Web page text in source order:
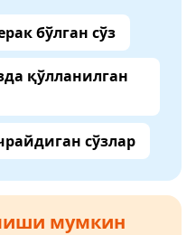
бўлган сўз
қўлланилган
сўзлар
мумкин